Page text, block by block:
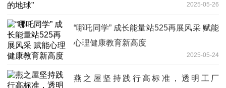
2025-05-26
“哪吒同学” 成长能量站525再展风采 赋能
心理健康教育新高度
2025-05-24
燕之屋坚持践行高标准，透明工厂